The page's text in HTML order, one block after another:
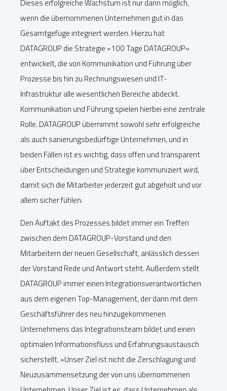
Dieses erfolgreiche Wachstum ist nur dann möglich,
wenn die übernommenen Unternehmen gut in das
Gesamtgefüge integriert werden. Hierzu hat
DATAGROUP die Strategie »100 Tage DATAGROUP«
entwickelt, die von Kommunikation und Führung über
Prozesse bis hin zu Rechnungswesen und IT-
Infrastruktur alle wesentlichen Bereiche abdeckt.
Kommunikation und Führung spielen hierbei eine zentrale
Rolle. DATAGROUP übernimmt sowohl sehr erfolgreiche
als auch sanierungsbedürftige Unternehmen, und in
beiden Fällen ist es wichtig, dass offen und transparent
über Entscheidungen und Strategie kommuniziert wird,
damit sich die Mitarbeiter jederzeit gut abgeholt und vor
allem sicher fühlen.
Den Auftakt des Prozesses bildet immer ein Treffen
zwischen dem DATAGROUP-Vorstand und den
Mitarbeitern der neuen Gesellschaft, anlässlich dessen
der Vorstand Rede und Antwort steht. Außerdem stellt
DATAGROUP immer einen Integrationsverantwortlichen
aus dem eigenen Top-Management, der dann mit dem
Geschäftsführer des neu hinzugekommenen
Unternehmens das Integrationsteam bildet und einen
optimalen Informationsfluss und Erfahrungsaustausch
sicherstellt. »Unser Ziel ist nicht die Zerschlagung und
Neuzusammensetzung der von uns übernommenen